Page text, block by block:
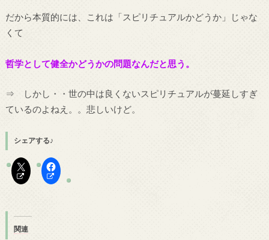
だから本質的には、これは「スピリチュアルかどうか」じゃな
くて
哲学として健全かどうかの問題なんだと思う。
⇒ しかし・・世の中は良くないスピリチュアルが蔓延しすぎ
ているのよねえ。。悲しいけど。
シェアする♪
関連